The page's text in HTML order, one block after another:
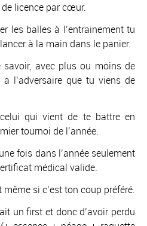
licence par cœur.
les balles à l’entrainement tu
à la main dans le panier.
avec plus ou moins de
l’adversaire que tu viens de
qui vient de te battre en
tournoi de l’année.
fois dans l’année seulement
médical valide.
si c’est ton coup préféré.
un first et donc d’avoir perdu